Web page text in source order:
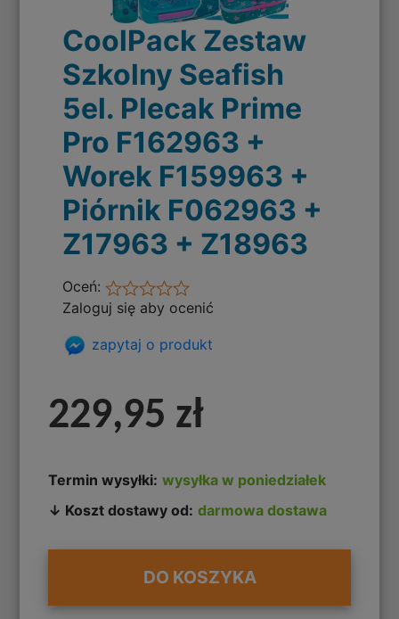
CoolPack Zestaw
Szkolny Seafish
5el. Plecak Prime
Pro F162963 +
Worek F159963 +
Piórnik F062963 +
Z17963 + Z18963
Oceń:
Zaloguj się aby ocenić
zapytaj o produkt
229,95 zł
Termin wysyłki: wysyłka w poniedziałek
↓ Koszt dostawy od: darmowa dostawa
DO KOSZYKA